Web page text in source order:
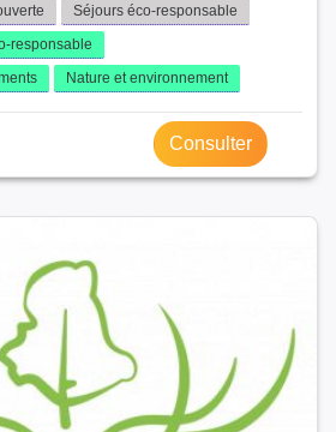
Séjours éco-responsable
responsable
Nature et environnement
Consulter